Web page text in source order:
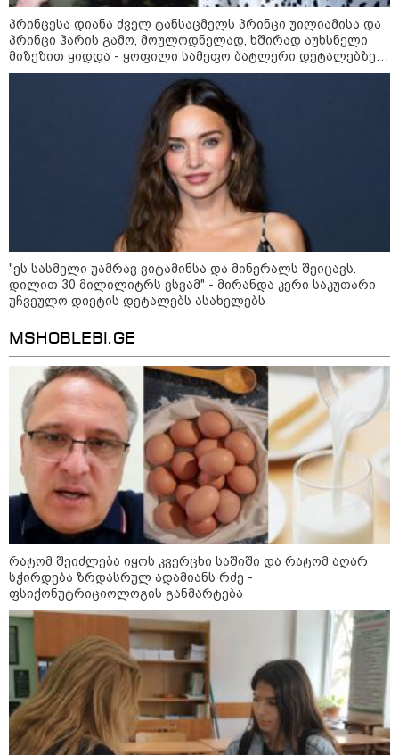
22:35 / 06-08-2026
"კიდევ ერთხელ მოვუწოდებ
საქართველოს მთავრობას, მისი
დაუყოვნებლივი და უპირობო
გათავისუფლებისკენ" - რას
წერს ეუთო-ს წარმომადგენელი
მზია ამაღლობელზე?
კატეგორიის ყველა სიახლე
აგვისტოს ომში, გორში
საბრძოლო ნათლობა მიღებული
კრეისერ "ედინბურგის" საიდუმლო:
როგორ იპოვეს 40 წლის შემდეგ 5
ტონა "სტალინის ოქრო"
ედუარდ შევარდნაძის
სკანდალური საჩუქარი პუტინს და
რუსეთის პრეზიდენტის მუქარა,
რომელიც 6 წლის შემდეგ
აასრულა
სექტემბერ-ოქტომბერში პუტინი
აღმოსავლეთ ევროპას
დაარტყამს?! - ლაშა
ძებისაშვილის ანალიზი: "რუსები
მობი­ლიზაციისთვის ემზადებიან -
500 000-მდე კაცი უნდა გაიწვიონ
ომში"
პრინცესა დიანა ძველ ტანსაცმელს პრინცი უილიამისა და
პრინცი ჰარის გამო, მოულოდნელად, ხშირად აუხსნელი
მიზეზით ყიდდა - ყოფილი სამეფო ბატლერი დეტალებზე
საკუთარ წიგნში საუბრობს
"ეს სასმელი უამრავ ვიტამინსა და მინერალს შეიცავს.
დილით 30 მილილიტრს ვსვამ" - მირანდა კერი საკუთარი
უჩვეულო დიეტის დეტალებს ასახელებს
MSHOBLEBI.GE
რატომ შეიძლება იყოს კვერცხი საშიში და რატომ აღარ
სჭირდება ზრდასრულ ადამიანს რძე -
ფსიქონუტრიციოლოგის განმარტება